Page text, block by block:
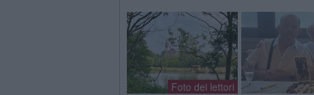
Foto dei lettori